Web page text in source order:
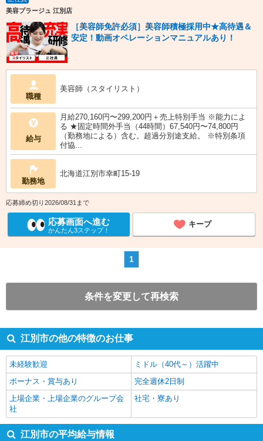
美容プラージュ 江別店
［美容師免許必須］美容師積極採用中★高待遇＆
安定！動画オペレーションマニュアルあり！
職種
美容師（スタイリスト）
給与
月給270,160円〜299,200円＋売上特別手当 ※能力によ
る ★固定時間外手当（44時間）67,540円〜74,800円
（勤務地による）含む。超過分別途支給。 ※特別条項
付協...
勤務地
北海道江別市幸町15-19
応募締め切り2026/08/31まで
応募画面へ進む
かんたん3ステップ！
キープ
1
条件を変更して再検索
江別市の他の特徴のお仕事
未経験歓迎
ミドル（40代～）活躍中
ボーナス・賞与あり
完全週休2日制
上場企業・上場企業のグループ会
社
社宅・寮あり
江別市の平均給与情報